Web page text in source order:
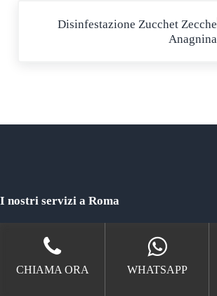
Disinfestazione Zucchet Zecche
Anagnina
I nostri servizi a Roma
Zucchet Roma
Zucchet Disinfestazioni Roma
CHIAMA ORA WHATSAPP